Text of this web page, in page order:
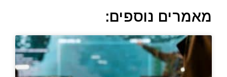
מאמרים נוספים: